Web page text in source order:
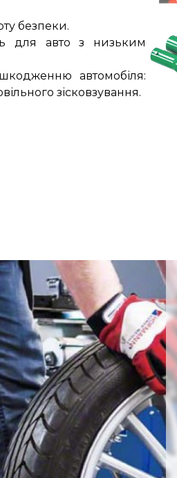
безпеки.
для авто з низьким
автомобіля:
зісковзування.